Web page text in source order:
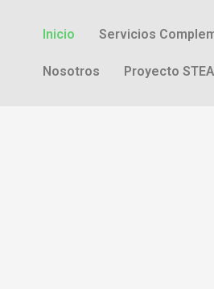
Inicio Servicios
Nosotros Proyecto